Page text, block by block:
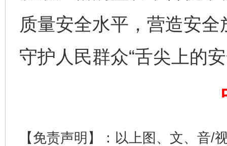
质量安全水平，营造安
守护人民群众“舌尖上的
【免责声明】：以上图、文、音/
一纸欠